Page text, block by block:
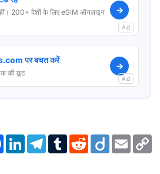
200+ देशों के लिए eSIM ऑनलाइन
→
Ad
पर बचत करें
की छूट
→
Ad
Facebook
LinkedInTelegram
TumblrRedditDiigo Email